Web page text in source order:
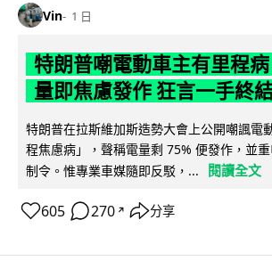
Vin 1 日
特朗普嘲電動車主有里程
量即焦慮發作 狂言一手終
特朗普在拉斯維加斯造勢大會上公開嘲諷電
程焦慮病」，聲稱電量剩 75% 便發作，並
制令。惟專業車媒隨即反駁，...
閱讀全文
605 270 ↗ 分享